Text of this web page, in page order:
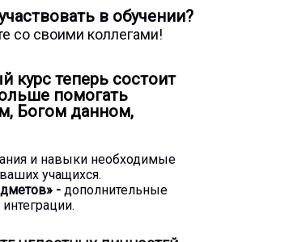
в обучении?
со своими коллегами!
курс теперь состоит
помогать
Богом данном,
и навыки необходимые
учащихся.
- дополнительные